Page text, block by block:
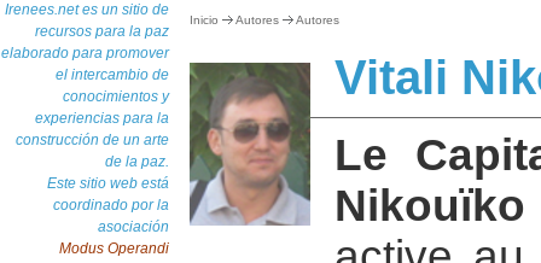
Irenees.net es un sitio de
recursos para la paz
elaborado para promover
el intercambio de
conocimientos y
experiencias para la
construcción de un arte
de la paz.
Este sitio web está
coordinado por la
asociación
Modus Operandi
Inicio Autores Autores
Vitali
Le
Nikouïko